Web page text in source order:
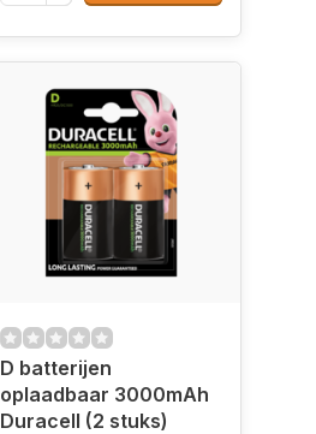
D batterijen
oplaadbaar 3000mAh
Duracell (2 stuks)